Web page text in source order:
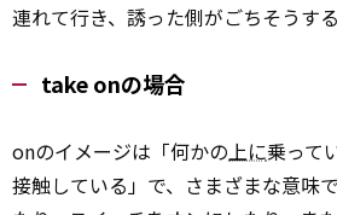
連れて行き、誘った側がごちそうする
take onの場合
onのイメージは「何かの上に乗って
接触している」で、さまざまな意味